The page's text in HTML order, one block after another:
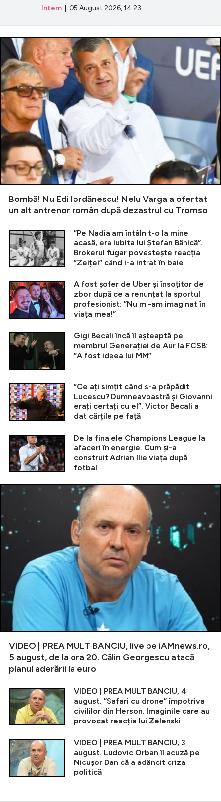
Intern | 05 August 2026, 14:23
Bombă! Nu Edi Iordănescu! Nelu Varga a ofertat
un alt antrenor român după dezastrul cu Tromso
”Pe Nadia am întâlnit-o la mine
acasă, era iubita lui Ștefan Bănică”.
Brokerul fugar povestește reacția
”Zeiței” când i-a intrat în baie
A fost șofer de Uber și însoțitor de
zbor după ce a renunțat la sportul
profesionist: ”Nu mi-am imaginat în
viața mea!”
Gigi Becali încă îl așteaptă pe
membrul Generației de Aur la FCSB:
”A fost ideea lui MM”
”Ce ați simțit când s-a prăpădit
Lucescu? Dumneavoastră și Giovanni
erați certați cu el”. Victor Becali a
dat cărțile pe față
De la finalele Champions League la
afaceri în energie. Cum și-a
construit Adrian Ilie viața după
fotbal
VIDEO | PREA MULT BANCIU, live pe iAMnews.ro,
5 august, de la ora 20. Călin Georgescu atacă
planul aderării la euro
VIDEO | PREA MULT BANCIU, 4
august. ”Safari cu drone” împotriva
civililor din Herson. Imaginile care au
provocat reacția lui Zelenski
VIDEO | PREA MULT BANCIU, 3
august. Ludovic Orban îl acuză pe
Nicușor Dan că a adâncit criza
politică